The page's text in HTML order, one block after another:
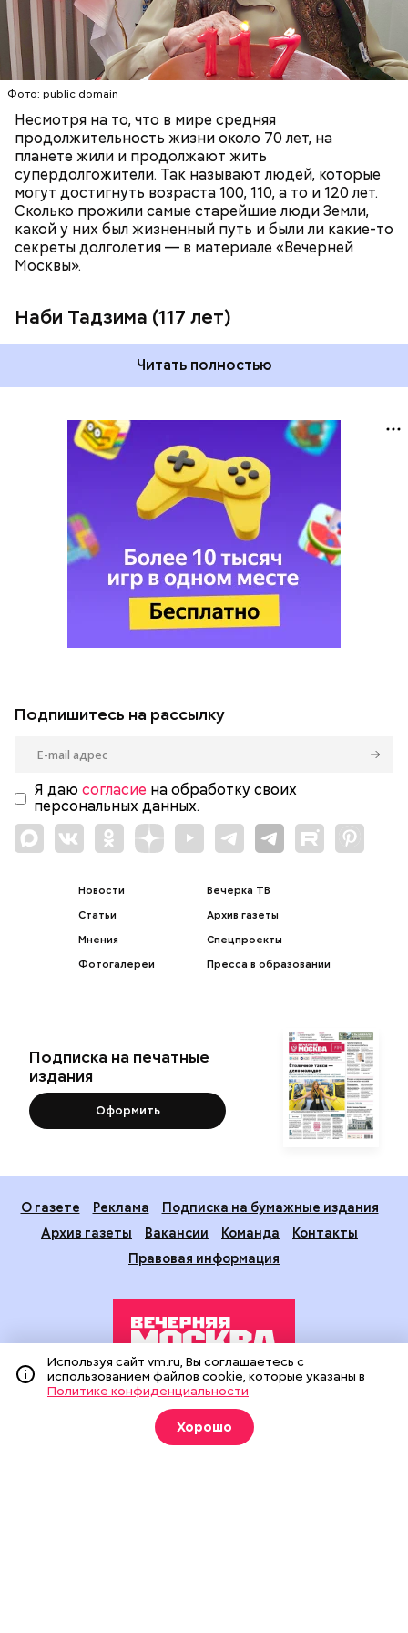
Фото: public domain
Несмотря на то, что в мире средняя
продолжительность жизни около 70 лет, на
планете жили и продолжают жить
супердолгожители. Так называют людей, которые
могут достигнуть возраста 100, 110, а то и 120 лет.
Сколько прожили самые старейшие люди Земли,
какой у них был жизненный путь и были ли какие-то
секреты долголетия — в материале «Вечерней
Москвы».
Наби Тадзима (117 лет)
Фото: public domain
Читать полностью
ПЕНСИОНЕРЫ
ПОЖИЛЫЕ ЛЮДИ
РЕКОРДЫ
Подпишитесь на рассылку
Я даю согласие на обработку своих
персональных данных.
Новости
Статьи
Мнения
Фотогалереи
Вечерка ТВ
Архив газеты
Спецпроекты
Пресса в образовании
Подписка на печатные
издания
Оформить
О газете Реклама
Подписка на бумажные издания
Архив газеты
Вакансии Команда
Контакты
Правовая информация
Издание создано при финансовой поддержке Департамента
средств массовой информации и рекламы города Москвы.
На сайте применяются рекомендательные технологии
(информационные технологии предоставления информации
Используя сайт vm.ru, Вы соглашаетесь с
использованием файлов cookie, которые указаны в
Политике конфиденциальности
Хорошо